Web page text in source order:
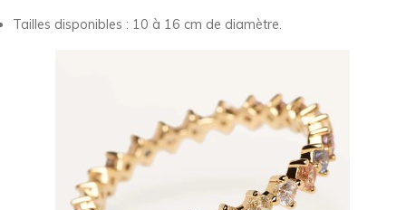
Tailles disponibles : 10 à 16 cm de diamètre.